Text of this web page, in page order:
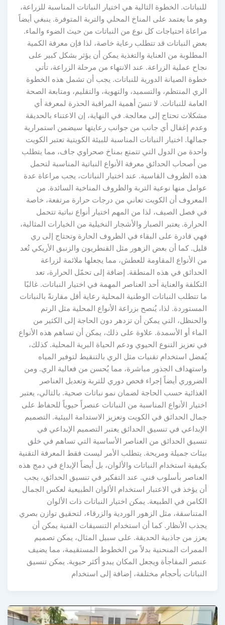
للنباتات. الخطوة التالية هي اختيار النباتات المناسبة للزراعة،
وهو ما يعتمد على المناخ المحلي والتربة المتوفرة. ينبغي أيضاً
مراعاة احتياجات كل نوع من النباتات من حيث الضوء والماء.
بعض النباتات قد تتطلب رعاية خاصة، لذا فإن معرفة الكمية
المطلوبة من العناية والتغذية يمكن أن يؤثر بشكل كبير على
نجاح عملية الزراعة. عند الانتهاء من مرحلة الزراعة، تأتي
خطوة الصيانة الدورية للنباتات. يجب أن تشمل هذه الخطوة
الري المنتظم، والتسميد، والتهوية، والتقليم، ومتابعة الصحة
العامة للنباتات. لا تنسَ أهمية المراقبة الحذرة لمعرفة أي
مشكلات تحتاج إلى معالجة. في النهاية، إن الاعتناء بالحديقة
وعدم إغفال أي جانب من جوانب رعايتها سيضمن استمرارية
جمالها. اختيار النباتات المناسبة للبيئة الكويتية تعتبر الكويت
واحدة من الدول التي تتمتع بمناخ صحراوي جاف، مما يتطلب
من أصحاب الحدائق معرفة الأنواع النباتية المناسبة لتحمل
هذه الظروف القاسية. عند اختيار النباتات، يجب مراعاة عدة
عوامل منها نوعية التربة والظروف المناخية السائدة. من
المعروف أن الكويت تعاني من درجات حرارة مرتفعة، خاصة
في فصل الصيف، لذا من المهم اختيار أنواع نباتية تتحمل
الحرارة. يعتبر الصبار والأشجار النخيلية من الخيارات المثالية،
فهي قادرة على البقاء في الظروف الحارة وتحتاج إلى ري
قليل. كما أن بعض الزهور مثل القنطريون والزنبق الأريكي تُعد
من الأنواع المقاومة للعطش، مما يجعلها ملائمة لزراعة
الحدائق في هذه المنطقة. إضافة إلى تحمّل الحرارة، تعد
التكلفة والعناية أحد العناصر المهمة في اختيار النباتات. غالبًا
ما تتطلب النباتات الوطنية المحلية رعاية أقل مقارنةً بالنباتات
المستوردة. لذا، يُنصح بزراعة الأنواع المحلية مثل الرتم
والحنظل، التي يمكن أن تزدهر دون الحاجة إلى الكثير من
الماء أو الأسمدة. علاوة على ذلك، يمكن أن تساهم هذه الأنواع
في تعزيز التنوع الحيوي ودعم الحياة البرية المحلية. كذلك،
يُفضل استخدام تقنيات مثل الري بالتنقيط لتوفير المياه
واستهداف الجذور مباشرة، مما يُحسن من فعالية الري. ومن
الضروري أيضاً إجراء فحص دوري للتربة وتعديل العناصر
الغذائية حسب الحاجة لضمان نمو نباتات صحية. بالتالي، يعتبر
اختيار الأنواع المناسبة من النباتات عنصراً حيوياً للحفاظ على
جمال الحدائق في الكويت وتعزيز الاستدامة البيئية. التصميم
الإبداعي في تنسيق الحدائق يعتبر التصميم الإبداعي في
تنسيق الحدائق من العناصر الأساسية التي تساهم في خلق
بيئات جميلة ومريحة. يتطلب الأمر ليست فقط المعرفة التقنية
بكيفية استخدام النباتات والألوان، بل أيضاً الإبداع في دمج هذه
العناصر بأسلوب فني. عند التفكير في تنسيق الحدائق، يجب
أن يؤخذ في الاعتبار استخدام الألوان الطبيعية لعكس الجمال
الكامن في الطبيعة. يمكن اختيار النباتات ذات الألوان
المتناسقة، مثل الزهور الوردية والزرقاء، لتحقيق توازن بصري
يجذب الأنظار. كما أن استخدام التنسيقات الفنية يمكن أن
يعزز من جاذبية الحديقة. على سبيل المثال، يمكن تصميم
الممرات المنحنية بدلاً من الخطوط المستقيمة، مما يضيف
عنصر المفاجأة ويجعل المكان يبدو أكثر حيوية. يمكن تنسيق
النباتات بأحجام مختلفة، إضافة إلى استخدام